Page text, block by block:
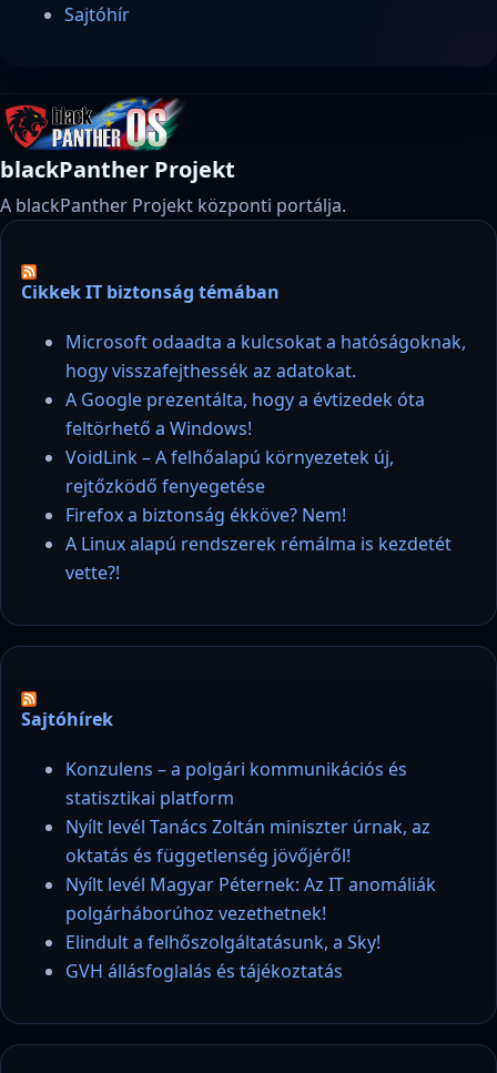
Sajtóhír
blackPanther Projekt
A blackPanther Projekt központi portálja.
Cikkek IT biztonság témában
Microsoft odaadta a kulcsokat a hatóságoknak,
hogy visszafejthessék az adatokat.
A Google prezentálta, hogy a évtizedek óta
feltörhető a Windows!
VoidLink – A felhőalapú környezetek új,
rejtőzködő fenyegetése
Firefox a biztonság ékköve? Nem!
A Linux alapú rendszerek rémálma is kezdetét
vette?!
Sajtóhírek
Konzulens – a polgári kommunikációs és
statisztikai platform
Nyílt levél Tanács Zoltán miniszter úrnak, az
oktatás és függetlenség jövőjéről!
Nyílt levél Magyar Péternek: Az IT anomáliák
polgárháborúhoz vezethetnek!
Elindult a felhőszolgáltatásunk, a Sky!
GVH állásfoglalás és tájékoztatás